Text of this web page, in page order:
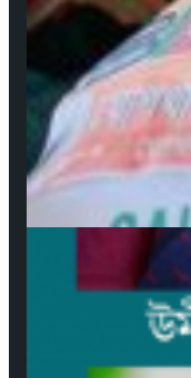
গুরুত্বপূর্ণ লিংকসমূহ
কপিরাইট ও ডিসক্লেইমার
নিয়মাবলী
বিজ্ঞাপন
যোগাযোগ
সম্পাদকমণ্ডলী
© 2025 by